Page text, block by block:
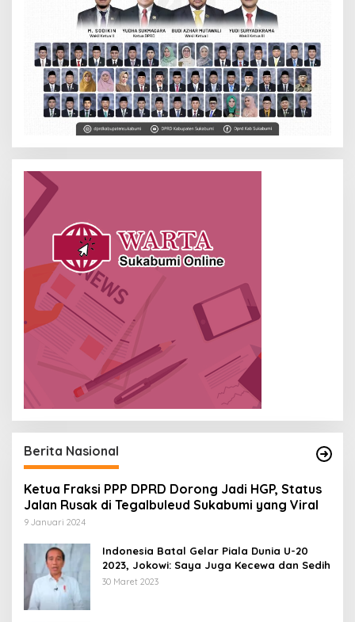
Berita Nasional
Ketua Fraksi PPP DPRD Dorong Jadi HGP, Status
Jalan Rusak di Tegalbuleud Sukabumi yang Viral
9 Januari 2024
Indonesia Batal Gelar Piala Dunia U-20
2023, Jokowi: Saya Juga Kecewa dan Sedih
30 Maret 2023